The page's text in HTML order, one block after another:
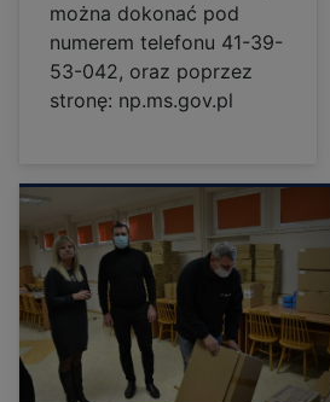
można dokonać pod
numerem telefonu 41-39-
53-042, oraz poprzez
stronę: np.ms.gov.pl